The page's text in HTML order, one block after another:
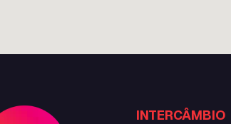
INTERCÂMBIO